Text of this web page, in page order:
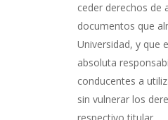
ceder derechos de
documentos que
Universidad, y que
absoluta
conducentes a
sin vulnerar los